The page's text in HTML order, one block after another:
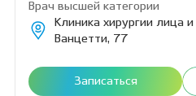
Врач высшей категории
Клиника хирургии лица
Ванцетти, 77
Записаться